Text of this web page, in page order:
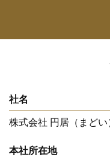
社名
株式会社 円居（まどい
本社所在地